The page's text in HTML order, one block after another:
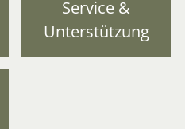
Service &
Unterstützung